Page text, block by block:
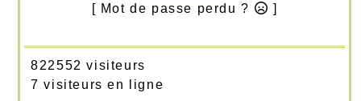
[ Mot de passe perdu ? ]
822552 visiteurs
7 visiteurs en ligne